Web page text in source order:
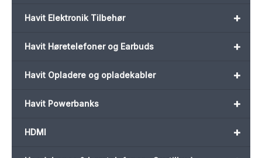
+
Havit Elektronik Tilbehør
+
Havit Høretelefoner og Earbuds
+
Havit Opladere og opladekabler
+
Havit Powerbanks
+
HDMI